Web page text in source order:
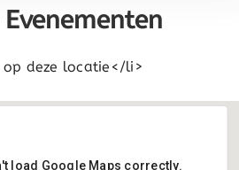
op deze locatie</li>
load Google Maps correctly.